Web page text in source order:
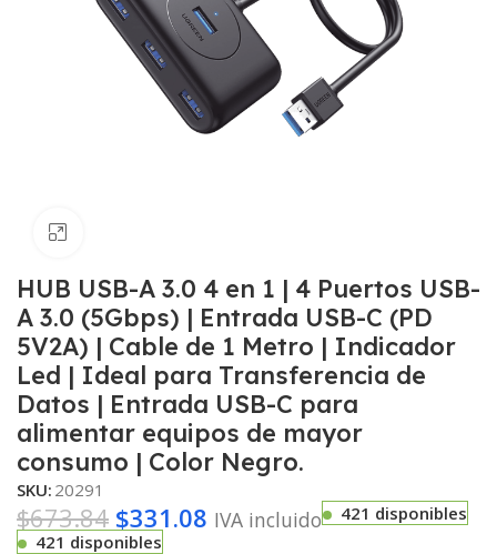
HUB USB-A 3.0 4 en 1 | 4 Puertos USB-
A 3.0 (5Gbps) | Entrada USB-C (PD
5V2A) | Cable de 1 Metro | Indicador
Led | Ideal para Transferencia de
Datos | Entrada USB-C para
alimentar equipos de mayor
consumo | Color Negro.
SKU: 20291
$673.84 $331.08 IVA incluido
421 disponibles
421 disponibles